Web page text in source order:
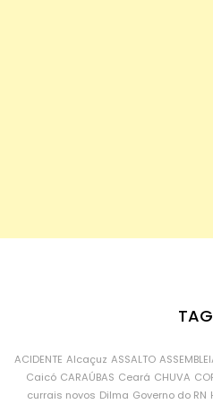
ACIDENTE Alcaçuz ASSALTO
Caicó CARAÚBAS Ceará CHUVA
currais novos Dilma Governo do RN